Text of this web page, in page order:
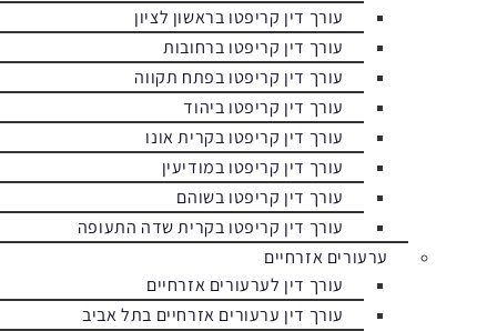
עורך דין קריפטו בראשון לציון
עורך דין קריפטו ברחובות
עורך דין קריפטו בפתח תקווה
עורך דין קריפטו ביהוד
עורך דין קריפטו בקרית אונו
עורך דין קריפטו במודיעין
עורך דין קריפטו בשוהם
עורך דין קריפטו בקרית שדה התעופה
ערעורים אזרחיים
עורך דין לערעורים אזרחיים
עורך דין ערעורים אזרחיים בתל אביב